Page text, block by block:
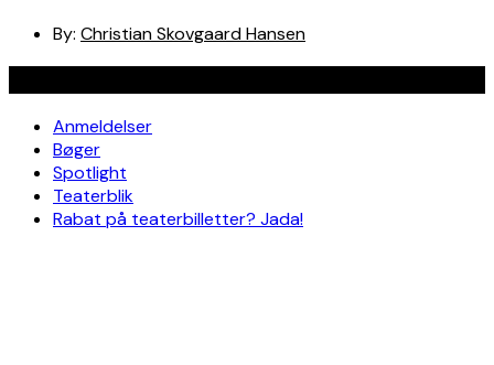
By: Christian Skovgaard Hansen
Anmeldelser
Bøger
Spotlight
Teaterblik
Rabat på teaterbilletter? Jada!